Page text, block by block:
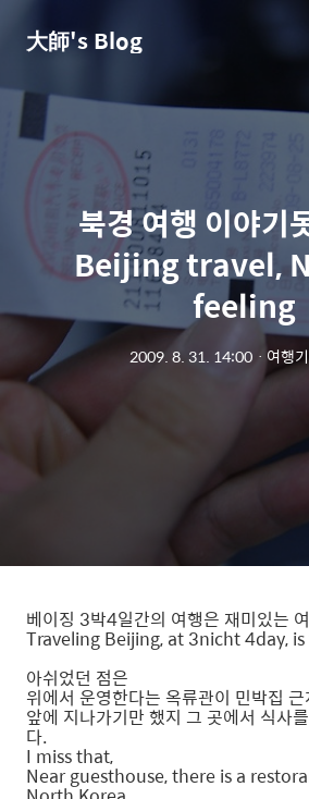
大師's Blog
북경 여행 이야기
Beijing travel,
feeling
2009. 8. 31. 14:00 ㆍ 여행
베이징 3박4일간의 여행은 재미있는
Traveling Beijing, at 3nicht 4day,
아쉬었던 점은
위에서 운영한다는 옥류관이 민박집
앞에 지나가기만 했지 그 곳에서 식사
다.
I miss that,
Near guesthouse, there is a